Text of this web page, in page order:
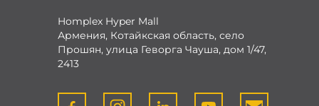
Homplex Hyper Mall
Армения, Котайкская область, село
Прошян, улица Геворга Чауша, дом 1/47,
2413